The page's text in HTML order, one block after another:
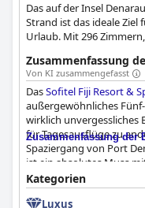
Das auf der Insel
Strand ist das ideale
Urlaub. Mit 296
der Nähe ist dieses
romantische Kurztrips
unvergleichlichen
Zusammenfassung
Von KI zusammengefasst
DasSofitel Fiji Resort &
außergewöhnliches
wirklich unvergessliches
für Tagesausflüge zu
Spaziergang von Port
ist ein absolutes Muss
und das Personal ist
professionell. Der
Pools zur Auswahl und
Zusammenfassung der
Kategorien
Luxus